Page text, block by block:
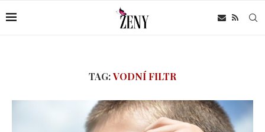
TAG:VODNÍ FILTR